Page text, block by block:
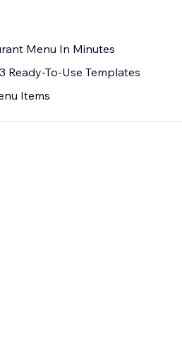
Menu In Minutes
Ready-To-Use Templates
Items